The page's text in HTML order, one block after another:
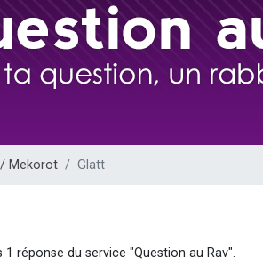
personnes viennent de demander une bénédiction
viennent de nous rejoindre sur WhatsApp
Il reste 49 places pour étudier en groupe sur Zoom
vient de donner son Maasser
Mekorot Glatt
réponse du service "Question au Rav".